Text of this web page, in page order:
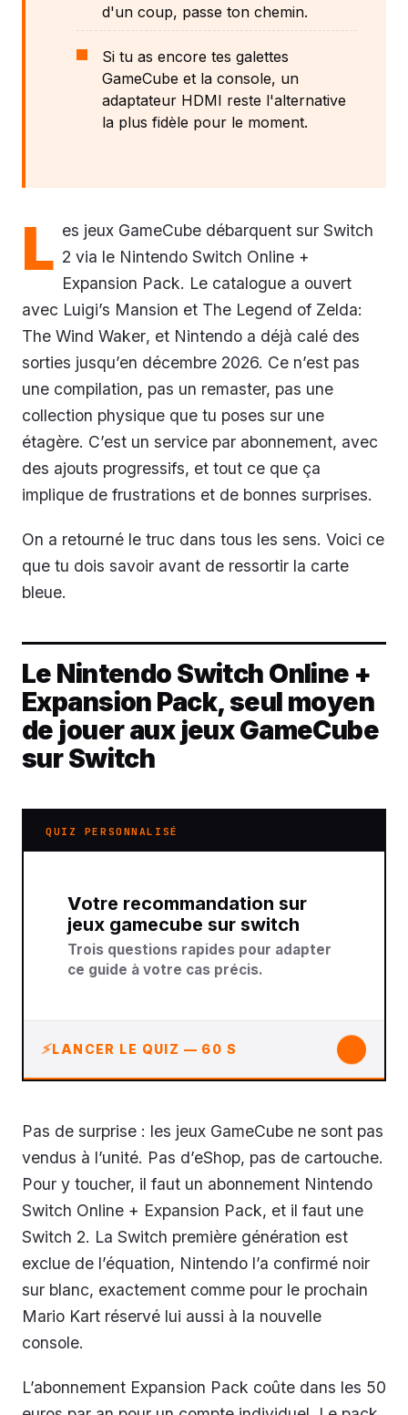
d'un coup, passe ton chemin.
Si tu as encore tes galettes
GameCube et la console, un
adaptateur HDMI reste l'alternative
la plus fidèle pour le moment.
L es jeux GameCube débarquent sur Switch
2 via le Nintendo Switch Online +
Expansion Pack. Le catalogue a ouvert
avec Luigi’s Mansion et The Legend of Zelda:
The Wind Waker, et Nintendo a déjà calé des
sorties jusqu’en décembre 2026. Ce n’est pas
une compilation, pas un remaster, pas une
collection physique que tu poses sur une
étagère. C’est un service par abonnement, avec
des ajouts progressifs, et tout ce que ça
implique de frustrations et de bonnes surprises.
On a retourné le truc dans tous les sens. Voici ce
que tu dois savoir avant de ressortir la carte
bleue.
Le Nintendo Switch Online +
Expansion Pack, seul moyen
de jouer aux jeux GameCube
sur Switch
QUIZ PERSONNALISÉ
Votre recommandation sur
jeux gamecube sur switch
Trois questions rapides pour adapter
ce guide à votre cas précis.
LANCER LE QUIZ — 60 S
Pas de surprise : les jeux GameCube ne sont pas
vendus à l’unité. Pas d’eShop, pas de cartouche.
Pour y toucher, il faut un abonnement Nintendo
Switch Online + Expansion Pack, et il faut une
Switch 2. La Switch première génération est
exclue de l’équation, Nintendo l’a confirmé noir
sur blanc, exactement comme pour le prochain
Mario Kart réservé lui aussi à la nouvelle
console.
L’abonnement Expansion Pack coûte dans les 50